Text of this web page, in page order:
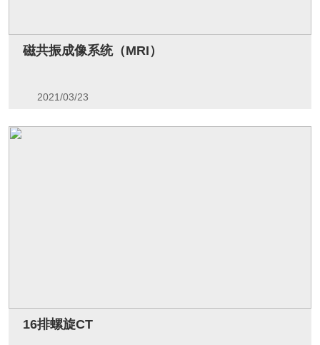
磁共振成像系统（MRI）
2021/03/23
16排螺旋CT